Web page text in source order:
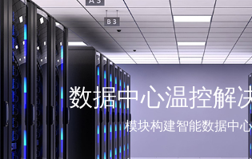
工商储能温控解决方案
8kW立式液冷储能温控机组
5kW卧式液冷储能温控机组
3kW卧式液冷储能温控机组
数据中心温控解
模块构建智能数据中心